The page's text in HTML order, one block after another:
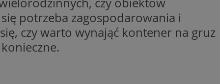
potrzeba zagospodarowania i
czy warto wynająć kontener na gruz
do
push do
Opis